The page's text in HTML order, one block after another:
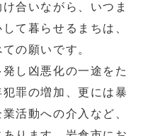
合いながら、いつま
て暮らせるまちは、
の願いです。
し凶悪化の一途をた
罪の増加、更には暴
活動への介入など、